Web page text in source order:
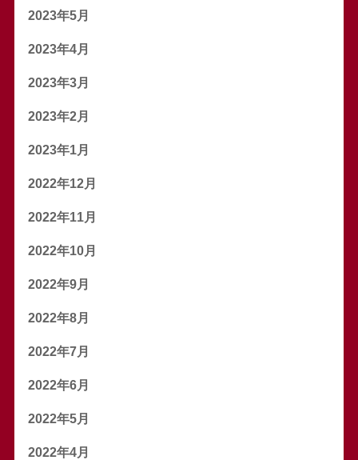
2023年5月
2023年4月
2023年3月
2023年2月
2023年1月
2022年12月
2022年11月
2022年10月
2022年9月
2022年8月
2022年7月
2022年6月
2022年5月
2022年4月